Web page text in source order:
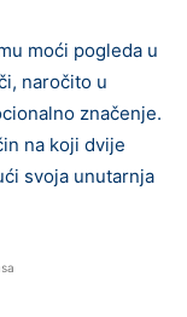
moći pogleda u
naročito u
značenje.
na koji dvije
svoja unutarnja